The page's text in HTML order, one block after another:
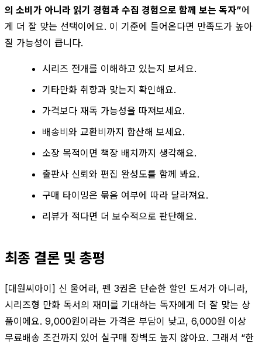
의 소비가 아니라 읽기 경험과 수집 경험으로 함께 보는 독자”에
게 더 잘 맞는 선택이에요. 이 기준에 들어온다면 만족도가 높아
질 가능성이 큽니다.
시리즈 전개를 이해하고 있는지 보세요.
기타만화 취향과 맞는지 확인해요.
가격보다 재독 가능성을 따져보세요.
배송비와 교환비까지 합산해 보세요.
소장 목적이면 책장 배치까지 생각해요.
출판사 신뢰와 편집 완성도를 함께 봐요.
구매 타이밍은 묶음 여부에 따라 달라져요.
리뷰가 적다면 더 보수적으로 판단해요.
최종 결론 및 총평
[대원씨아이] 신 울어라, 펜 3권은 단순한 할인 도서가 아니라,
시리즈형 만화 독서의 재미를 기대하는 독자에게 더 잘 맞는 상
품이에요. 9,000원이라는 가격은 부담이 낮고, 6,000원 이상
무료배송 조건까지 있어 실구매 장벽도 높지 않아요. 그래서 “한